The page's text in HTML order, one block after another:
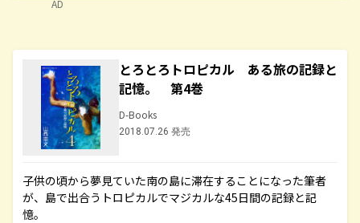
AD
とろとろトロピカル ある旅の記録と
記憶。 第4巻
D-Books
2018.07.26 発売
子供の頃から夢見ていた南の島に滞在することになった筆者
が、島で出合うトロピカルでマジカルな45日間の記録と記
憶。